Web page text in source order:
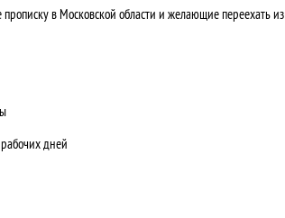
в Московской области и желающие переехать из
дней